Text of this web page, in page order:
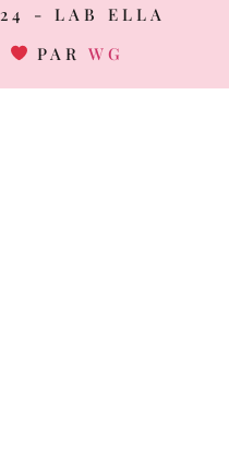
- LAB ELLA
PARWG